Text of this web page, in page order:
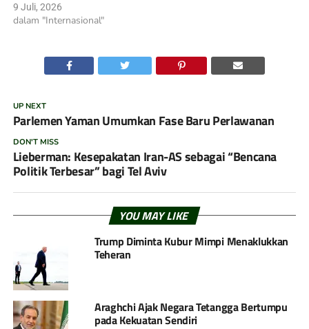
9 Juli, 2026
dalam "Internasional"
UP NEXT
Parlemen Yaman Umumkan Fase Baru Perlawanan
DON'T MISS
Lieberman: Kesepakatan Iran-AS sebagai “Bencana
Politik Terbesar” bagi Tel Aviv
YOU MAY LIKE
Trump Diminta Kubur Mimpi Menaklukkan
Teheran
Araghchi Ajak Negara Tetangga Bertumpu
pada Kekuatan Sendiri